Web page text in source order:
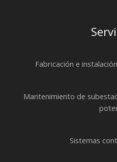
Fabricación e
Mantenimiento de
Sistemas